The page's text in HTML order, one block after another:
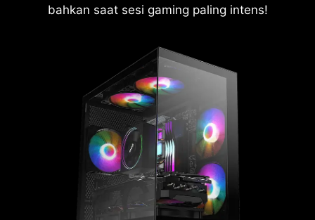
bahkan saat sesi gaming paling intens!